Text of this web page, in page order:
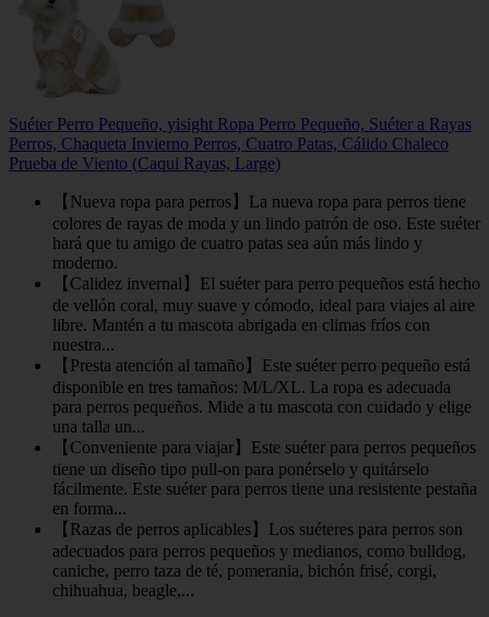
Suéter Perro Pequeño, yisight Ropa Perro Pequeño, Suéter a Rayas
Perros, Chaqueta Invierno Perros, Cuatro Patas, Cálido Chaleco
Prueba de Viento (Caqui Rayas, Large)
【Nueva ropa para perros】La nueva ropa para perros tiene
colores de rayas de moda y un lindo patrón de oso. Este suéter
hará que tu amigo de cuatro patas sea aún más lindo y
moderno.
【Calidez invernal】El suéter para perro pequeños está hecho
de vellón coral, muy suave y cómodo, ideal para viajes al aire
libre. Mantén a tu mascota abrigada en climas fríos con
nuestra...
【Presta atención al tamaño】Este suéter perro pequeño está
disponible en tres tamaños: M/L/XL. La ropa es adecuada
para perros pequeños. Mide a tu mascota con cuidado y elige
una talla un...
【Conveniente para viajar】Este suéter para perros pequeños
tiene un diseño tipo pull-on para ponérselo y quitárselo
fácilmente. Este suéter para perros tiene una resistente pestaña
en forma...
【Razas de perros aplicables】Los suéteres para perros son
adecuados para perros pequeños y medianos, como bulldog,
caniche, perro taza de té, pomerania, bichón frisé, corgi,
chihuahua, beagle,...